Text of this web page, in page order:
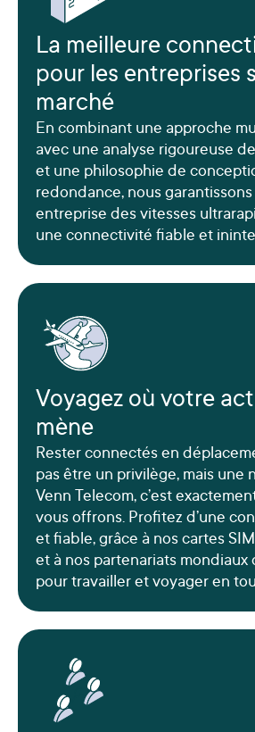
La meilleure
pour les entreprises
marché
En combinant une approche
avec une analyse rigoureuse
et une philosophie de
redondance, nous
entreprise des vitesses
une connectivité fiable et
Voyagez où votre
mène
Rester connectés en
pas être un privilège, mais une
Venn Telecom, c’est
vous offrons. Profitez d’une
et fiable, grâce à nos cartes
et à nos partenariats mondiaux
pour travailler et voyager en